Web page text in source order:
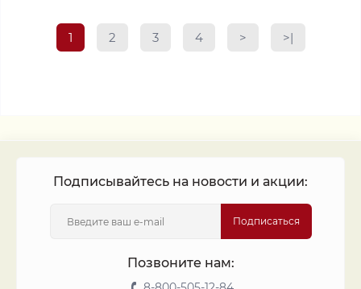
1 2 3 4 > >|
Подписывайтесь на новости и акции:
Подписаться
Позвоните нам: